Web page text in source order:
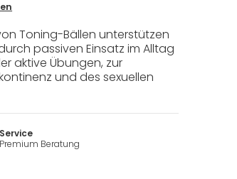
Toning-Bällen unterstützen
passiven Einsatz im Alltag
aktive Übungen, zur
und des sexuellen
Service
Premium Beratung